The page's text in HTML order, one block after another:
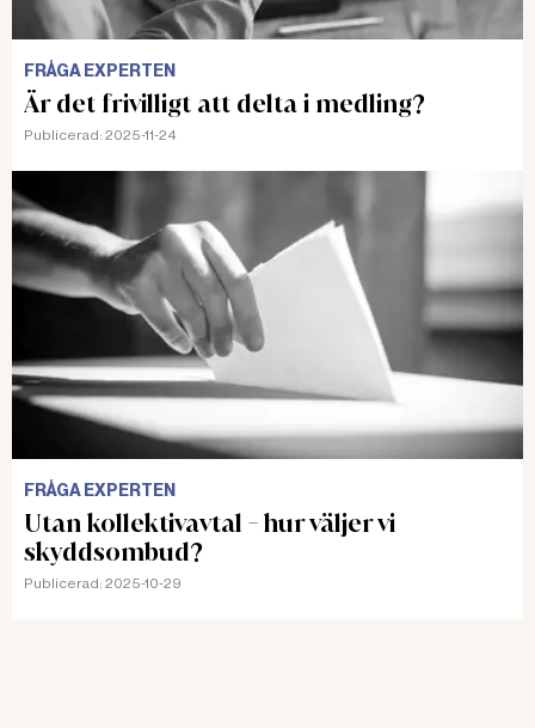
FRÅGA EXPERTEN
Är det frivilligt att delta i medling?
Publicerad: 2025-11-24
FRÅGA EXPERTEN
Utan kollektivavtal - hur väljer vi
skyddsombud?
Publicerad: 2025-10-29